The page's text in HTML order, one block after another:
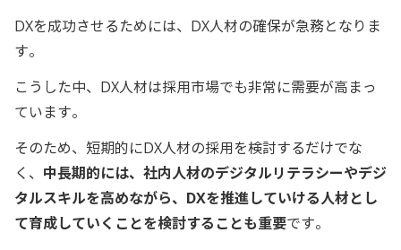
DXを成功させるためには、DX人材の確保が急務となりま
す。
こうした中、DX人材は採用市場でも非常に需要が高まっ
ています。
そのため、短期的にDX人材の採用を検討するだけでな
く、 中長期的には、社内人材のデジタルリテラシーやデジ
タルスキルを高めながら、DXを推進していける人材とし
て育成していくことを検討することも重要です。